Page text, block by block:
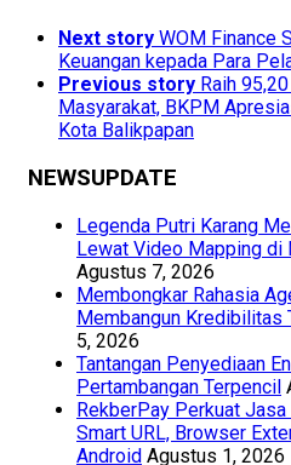
Next story WOM Finance
Keuangan kepada Para
Previous story Raih
Masyarakat, BKPM
Kota Balikpapan
NEWSUPDATE
Legenda Putri Karang
Lewat Video Mapping di
Agustus 7, 2026
Membongkar Rahasia
Membangun Kredibilitas
5, 2026
Tantangan Penyediaan
Pertambangan Terpencil
RekberPay Perkuat
Smart URL, Browser
Android Agustus 1, 2026